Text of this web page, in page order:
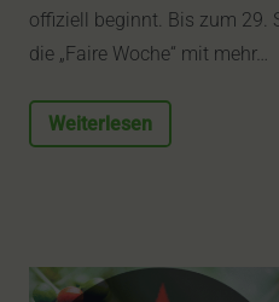
offiziell beginnt. Bis zum 29.
die „Faire Woche“ mit mehr…
Weiterlesen